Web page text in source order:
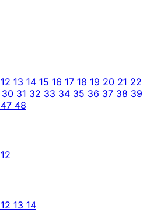
12 13 14 15 16 17 18 19 20 21 22
30 31 32 33 34 35 36 37 38 39
47 48
12
12 13 14